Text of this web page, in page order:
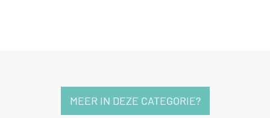
MEER IN DEZE CATEGORIE?